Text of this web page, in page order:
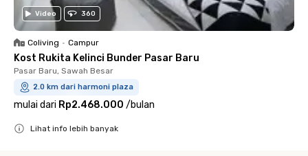
Video 360
Coliving • Campur
Kost Rukita Kelinci Bunder Pasar Baru
Pasar Baru, Sawah Besar
2.0 km dari harmoni plaza
mulai dari Rp2.468.000 /bulan
Lihat info lebih banyak